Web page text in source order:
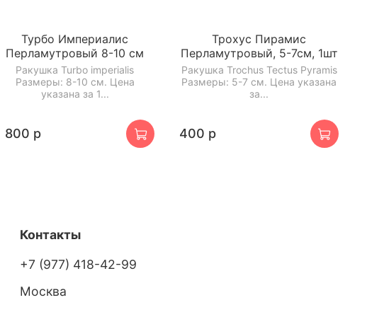
Турбо Империалис
Перламутровый 8-10 см
Ракушка Turbo imperialis
Размеры: 8-10 см. Цена
указана за 1...
800 р
Трохус Пирамис
Перламутровый, 5-7см, 1шт
Ракушка Trochus Tectus Pyramis
Размеры: 5-7 см. Цена указана
за...
400 р
Контакты
+7 (977) 418-42-99
Москва